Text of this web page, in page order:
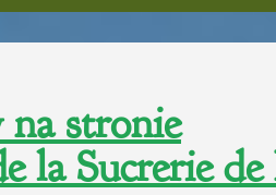
stronie
la Sucrerie